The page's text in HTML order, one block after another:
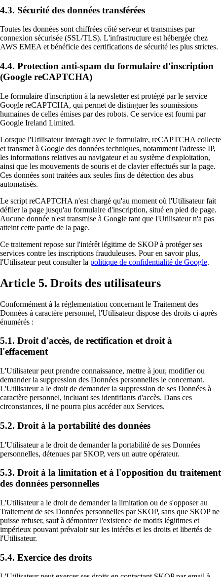
4.3. Sécurité des données transférées
Toutes les données sont chiffrées côté serveur et transmises par
connexion sécurisée (SSL/TLS). L'infrastructure est hébergée chez
AWS EMEA et bénéficie des certifications de sécurité les plus strictes.
4.4. Protection anti-spam du formulaire d'inscription
(Google reCAPTCHA)
Le formulaire d'inscription à la newsletter est protégé par le service
Google reCAPTCHA, qui permet de distinguer les soumissions
humaines de celles émises par des robots. Ce service est fourni par
Google Ireland Limited.
Lorsque l'Utilisateur interagit avec le formulaire, reCAPTCHA collecte
et transmet à Google des données techniques, notamment l'adresse IP,
les informations relatives au navigateur et au système d'exploitation,
ainsi que les mouvements de souris et de clavier effectués sur la page.
Ces données sont traitées aux seules fins de détection des abus
automatisés.
Le script reCAPTCHA n'est chargé qu'au moment où l'Utilisateur fait
défiler la page jusqu'au formulaire d'inscription, situé en pied de page.
Aucune donnée n'est transmise à Google tant que l'Utilisateur n'a pas
atteint cette partie de la page.
Ce traitement repose sur l'intérêt légitime de SKOP à protéger ses
services contre les inscriptions frauduleuses. Pour en savoir plus,
l'Utilisateur peut consulter la politique de confidentialité de Google.
Article 5. Droits des utilisateurs
Conformément à la réglementation concernant le Traitement des
Données à caractère personnel, l'Utilisateur dispose des droits ci-après
énumérés :
5.1. Droit d'accès, de rectification et droit à
l'effacement
L'Utilisateur peut prendre connaissance, mettre à jour, modifier ou
demander la suppression des Données personnelles le concernant.
L'Utilisateur a le droit de demander la suppression de ses Données à
caractère personnel, incluant ses identifiants d'accès. Dans ces
circonstances, il ne pourra plus accéder aux Services.
5.2. Droit à la portabilité des données
L'Utilisateur a le droit de demander la portabilité de ses Données
personnelles, détenues par SKOP, vers un autre opérateur.
5.3. Droit à la limitation et à l'opposition du traitement
des données personnelles
L'Utilisateur a le droit de demander la limitation ou de s'opposer au
Traitement de ses Données personnelles par SKOP, sans que SKOP ne
puisse refuser, sauf à démontrer l'existence de motifs légitimes et
impérieux pouvant prévaloir sur les intérêts et les droits et libertés de
l'Utilisateur.
5.4. Exercice des droits